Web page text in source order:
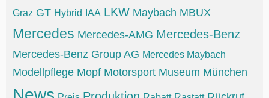
Graz GT Hybrid IAA LKW Maybach MBUX
Mercedes Mercedes-AMG Mercedes-Benz
Mercedes-Benz Group AG Mercedes Maybach
Modellpflege Mopf Motorsport Museum München